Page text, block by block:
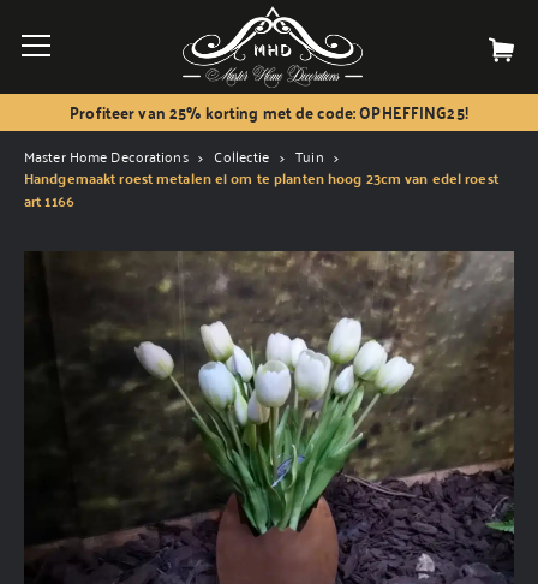
Profiteer van 25% korting met de code: OPHEFFING25!
Master Home Decorations Collectie Tuin
Handgemaakt roest metalen ei om te planten hoog 23cm van edel roest
art 1166